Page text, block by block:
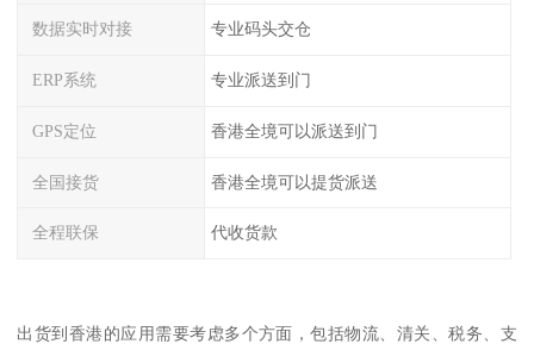
数据实时对接 专业码头交仓
ERP系统 专业派送到门
GPS定位 香港全境可以派送到门
全国接货 香港全境可以提货派送
全程联保 代收货款
出货到香港的应用需要考虑多个方面，包括物流、清关、税务、支